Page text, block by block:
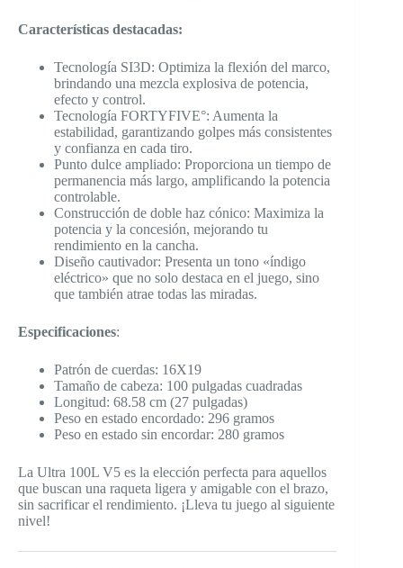
Características destacadas:
Tecnología SI3D: Optimiza la flexión del marco,
brindando una mezcla explosiva de potencia,
efecto y control.
Tecnología FORTYFIVE°: Aumenta la
estabilidad, garantizando golpes más consistentes
y confianza en cada tiro.
Punto dulce ampliado: Proporciona un tiempo de
permanencia más largo, amplificando la potencia
controlable.
Construcción de doble haz cónico: Maximiza la
potencia y la concesión, mejorando tu
rendimiento en la cancha.
Diseño cautivador: Presenta un tono «índigo
eléctrico» que no solo destaca en el juego, sino
que también atrae todas las miradas.
Especificaciones:
Patrón de cuerdas: 16X19
Tamaño de cabeza: 100 pulgadas cuadradas
Longitud: 68.58 cm (27 pulgadas)
Peso en estado encordado: 296 gramos
Peso en estado sin encordar: 280 gramos
La Ultra 100L V5 es la elección perfecta para aquellos
que buscan una raqueta ligera y amigable con el brazo,
sin sacrificar el rendimiento. ¡Lleva tu juego al siguiente
nivel!